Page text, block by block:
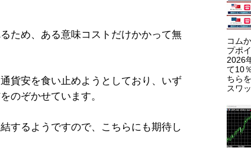
ため、ある意味コストだけかかって無
貨安を食い止めようとしており、いず
のぞかせています。
するようですので、こちらにも期待し
コム
プポ
2026
て10
ちら
スワ